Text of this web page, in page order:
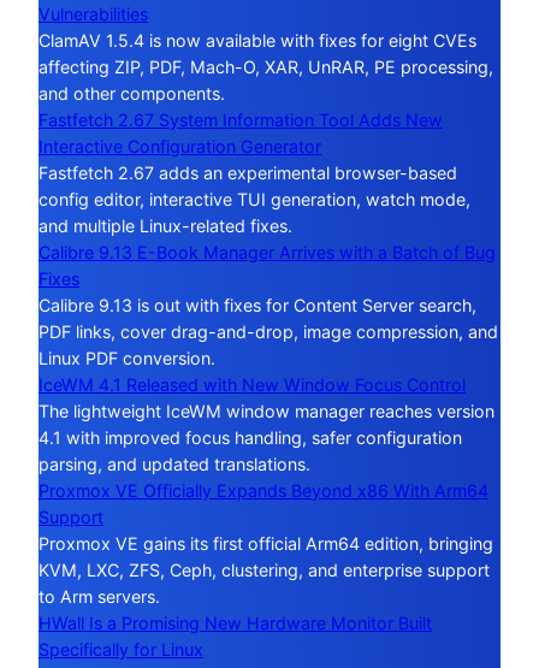
Vulnerabilities
ClamAV 1.5.4 is now available with fixes for eight CVEs
affecting ZIP, PDF, Mach-O, XAR, UnRAR, PE processing,
and other components.
Fastfetch 2.67 System Information Tool Adds New
Interactive Configuration Generator
Fastfetch 2.67 adds an experimental browser-based
config editor, interactive TUI generation, watch mode,
and multiple Linux-related fixes.
Calibre 9.13 E-Book Manager Arrives with a Batch of Bug
Fixes
Calibre 9.13 is out with fixes for Content Server search,
PDF links, cover drag-and-drop, image compression, and
Linux PDF conversion.
IceWM 4.1 Released with New Window Focus Control
The lightweight IceWM window manager reaches version
4.1 with improved focus handling, safer configuration
parsing, and updated translations.
Proxmox VE Officially Expands Beyond x86 With Arm64
Support
Proxmox VE gains its first official Arm64 edition, bringing
KVM, LXC, ZFS, Ceph, clustering, and enterprise support
to Arm servers.
HWall Is a Promising New Hardware Monitor Built
Specifically for Linux